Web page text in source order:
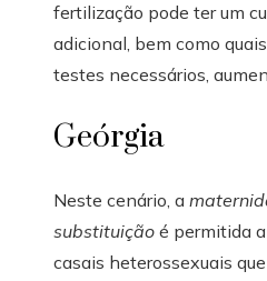
fertilização pode ter um
adicional, bem como
testes necessários,
Geórgia
Neste cenário, a
substituição é permitida
casais heterossexuais